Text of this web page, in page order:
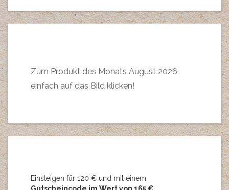
Zum Produkt des Monats August 2026
einfach auf das Bild klicken!
Einsteigen für 120 € und mit einem